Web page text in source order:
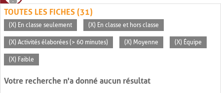
TOUTES LES FICHES (31)
(X) En classe seulement (X) En classe et hors classe
(X) Activités élaborées (> 60 minutes) (X) Moyenne (X) Équipe
(X) Faible
Votre recherche n'a donné aucun résultat